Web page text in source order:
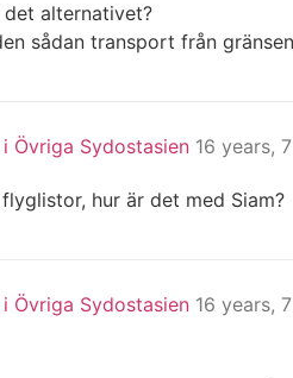
det alternativet?
sådan transport från
Övriga Sydostasien 16 years,
hur är det med Siam?
Övriga Sydostasien 16 years,